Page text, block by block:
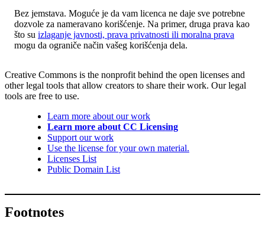
Bez jemstava. Moguće je da vam licenca ne daje sve potrebne
dozvole za nameravano korišćenje. Na primer, druga prava kao
što su izlaganje javnosti, prava privatnosti ili moralna prava
mogu da ograniče način vašeg korišćenja dela.
Creative Commons is the nonprofit behind the open licenses and
other legal tools that allow creators to share their work. Our legal
tools are free to use.
Learn more about our work
Learn more about CC Licensing
Support our work
Use the license for your own material.
Licenses List
Public Domain List
Footnotes